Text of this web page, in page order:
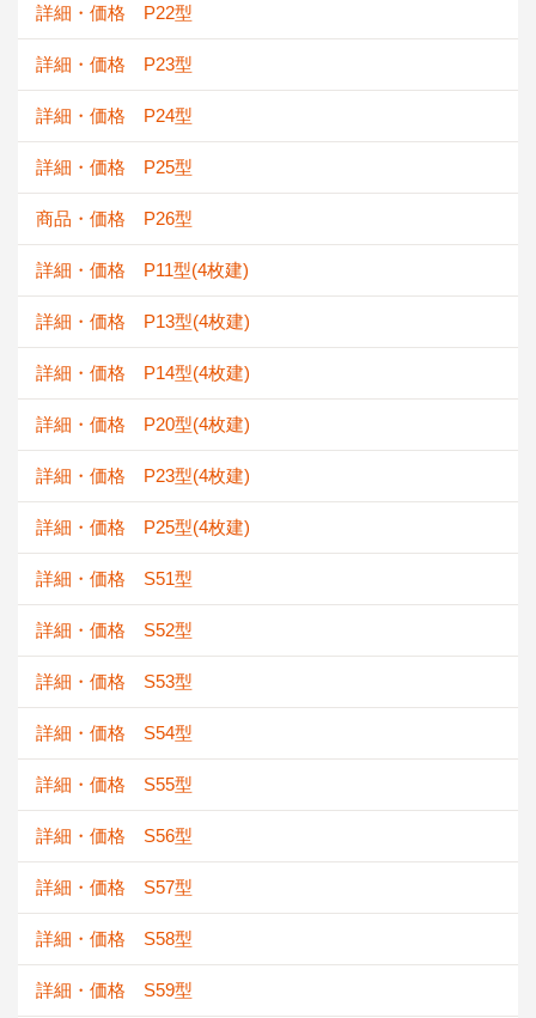
詳細・価格 P22型
詳細・価格 P23型
詳細・価格 P24型
詳細・価格 P25型
商品・価格 P26型
詳細・価格 P11型(4枚建)
詳細・価格 P13型(4枚建)
詳細・価格 P14型(4枚建)
詳細・価格 P20型(4枚建)
詳細・価格 P23型(4枚建)
詳細・価格 P25型(4枚建)
詳細・価格 S51型
詳細・価格 S52型
詳細・価格 S53型
詳細・価格 S54型
詳細・価格 S55型
詳細・価格 S56型
詳細・価格 S57型
詳細・価格 S58型
詳細・価格 S59型